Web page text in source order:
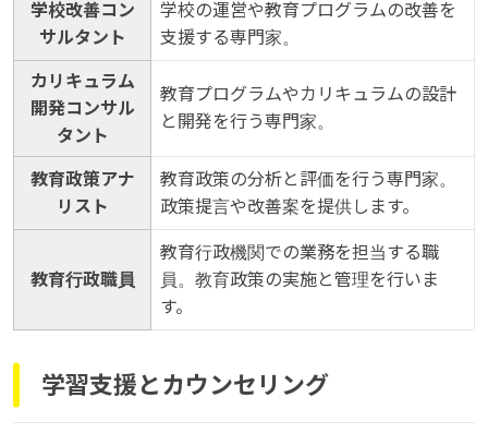
学校改善コン
サルタント
学校の運営や教育プログラムの改善を
支援する専門家。
カリキュラム
開発コンサル
タント
教育プログラムやカリキュラムの設計
と開発を行う専門家。
教育政策アナ
リスト
教育政策の分析と評価を行う専門家。
政策提言や改善案を提供します。
教育行政職員
教育行政機関での業務を担当する職
員。教育政策の実施と管理を行いま
す。
学習支援とカウンセリング